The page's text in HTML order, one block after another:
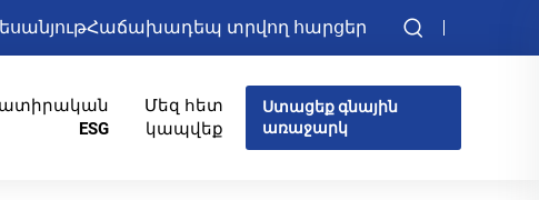
Հաճախադեպ տրվող հարցեր
ESG
Մեզ հետ
կապվեք
Ստացեք գնային
առաջարկ